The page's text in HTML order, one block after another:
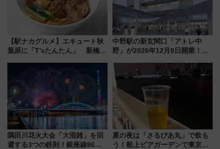
【駅ナカグルメ】エキュート秋
葉原に「T’sたんたん」 新橋に
饅」、オムライス専門店「肉と
たまご」新グルメ続々登場！
【2026年8月】
中野駅の新玄関口「アトレ中
野」が2026年12月9日開業！新
注目スポット
隅田川花火大会「大混雑」を回
避する3つの鉄則！銀座線96本
夏の夜は「さるびあ丸」で飲も
う！船上ビアガーデンで東京湾